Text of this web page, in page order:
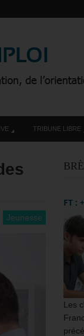
TRIBUNE LIBRE
Jeunesse
FT :
Les